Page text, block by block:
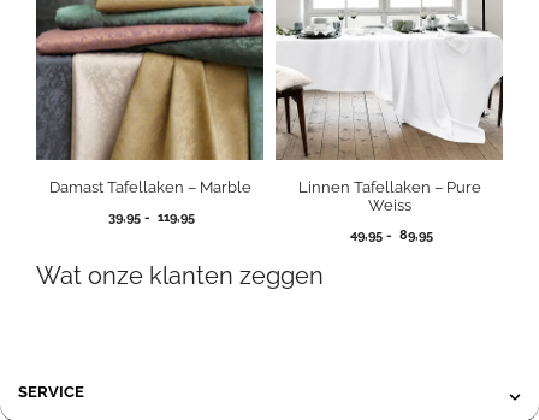
Damast Tafellaken – Marble
39,95 - 119,95Prijsklasse:
119,95
Linnen Tafellaken – Pure
Weiss
49,95 - 89,95Prijsklasse:
Wat onze klanten zeggen
SERVICE